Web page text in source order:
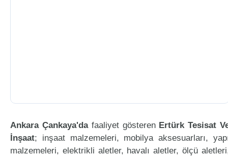
Ankara Çankaya'dafaaliyet gösteren Ertürk Tesisat
İnşaat; inşaat malzemeleri, mobilya aksesuarları,
malzemeleri, elektrikli aletler, havalı aletler, ölçü